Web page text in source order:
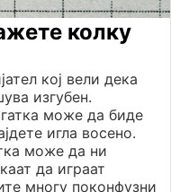
колку
кој вели дека
изгубен.
може да биде
игла восено.
може да ни
да играат
многу поконфузни